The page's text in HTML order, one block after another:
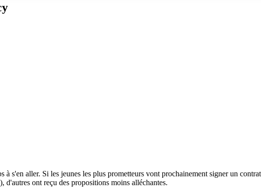
à s'en aller. Si les jeunes les plus prometteurs vont prochainement signer un
), d'autres ont reçu des propositions moins alléchantes.